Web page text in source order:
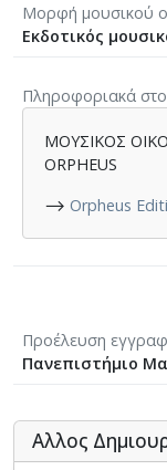
Μορφή μουσικού
Εκδοτικός
Πληροφοριακά
ΜΟΥΣΙΚΟΣ
ORPHEUS
⟶ Orpheus
Προέλευση
Πανεπιστήμιο
Αλλος